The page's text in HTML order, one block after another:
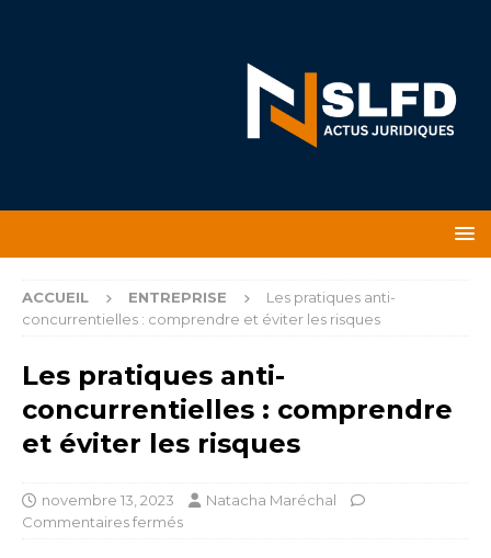
ACCUEIL ENTREPRISE
Les pratiques anti-
concurrentielles : comprendre et éviter les risques
Les pratiques anti-
concurrentielles : comprendre
et éviter les risques
novembre 13, 2023
Natacha Maréchal
Commentaires fermés